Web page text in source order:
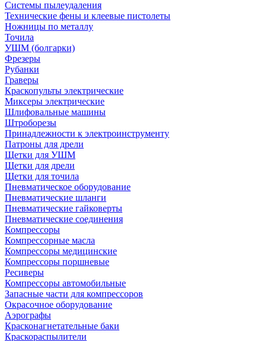
Системы пылеудаления
Технические фены и клеевые пистолеты
Ножницы по металлу
Точила
УШМ (болгарки)
Фрезеры
Рубанки
Граверы
Краскопульты электрические
Миксеры электрические
Шлифовальные машины
Штроборезы
Принадлежности к электроинструменту
Патроны для дрели
Щетки для УШМ
Щетки для дрели
Щетки для точила
Пневматическое оборудование
Пневматические шланги
Пневматические гайковерты
Пневматические соединения
Компрессоры
Компрессорные масла
Компрессоры медицинские
Компрессоры поршневые
Ресиверы
Компрессоры автомобильные
Запасные части для компрессоров
Окрасочное оборудование
Аэрографы
Красконагнетательные баки
Краскораспылители